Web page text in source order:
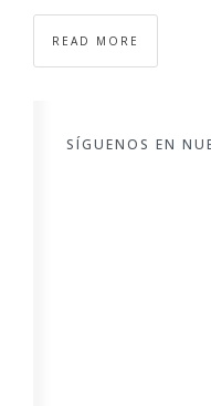
READ MORE
SÍGUENOS EN